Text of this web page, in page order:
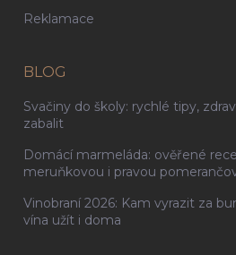
Reklamace
BLOG
Svačiny do školy: rychlé tipy,
zabalit
Domácí marmeláda: ověřené
meruňkovou i pravou
Vinobraní 2026: Kam vyrazit za
vína užít i doma